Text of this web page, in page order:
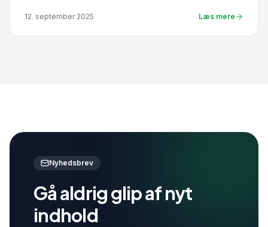
12. september 2025 Læs mere
Nyhedsbrev
Gå aldrig glip af nyt
indhold